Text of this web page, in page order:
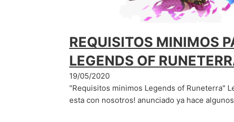
REQUISITOS MINIMOS
LEGENDS OF
19/05/2020
"Requisitos minimos Legends of Runeterra"
esta con nosotros! anunciado ya hace